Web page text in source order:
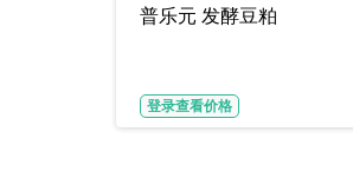
普乐元 发酵豆粕
登录查看价格